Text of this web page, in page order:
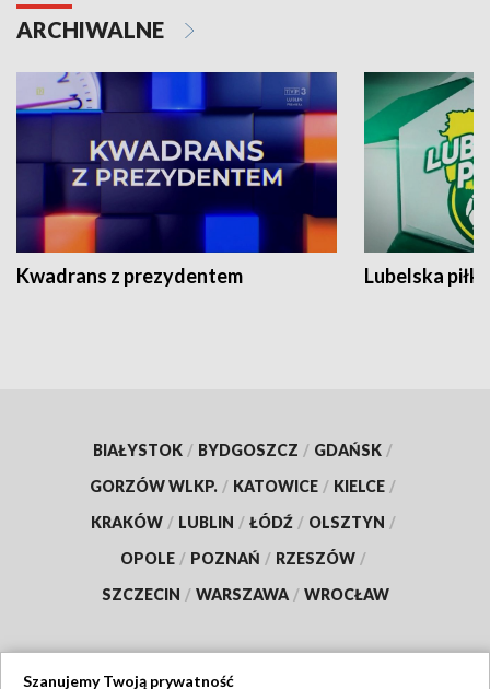
ARCHIWALNE
Kwadrans z prezydentem Lubelska piłka
BIAŁYSTOK / BYDGOSZCZ / GDAŃSK /
GORZÓW WLKP. / KATOWICE / KIELCE /
KRAKÓW / LUBLIN / ŁÓDŹ / OLSZTYN /
OPOLE / POZNAŃ / RZESZÓW /
SZCZECIN / WARSZAWA / WROCŁAW
Szanujemy Twoją prywatność